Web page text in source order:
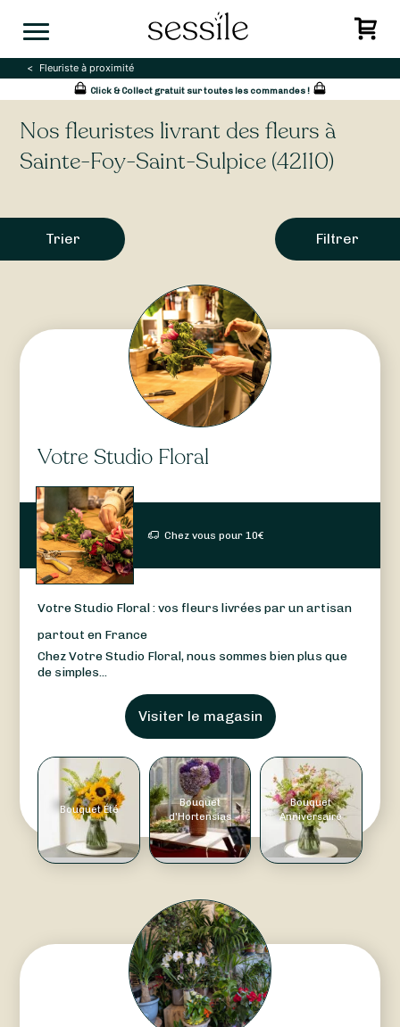
Fleuriste à proximité
Click & Collect gratuit sur toutes les commandes !
Nos fleuristes livrant des fleurs à
Sainte-Foy-Saint-Sulpice (42110)
Trier Filtrer
Votre Studio Floral
Chez vous pour10€
Votre Studio Floral : vos fleurs livrées par un artisan
partout en France
Chez Votre Studio Floral, nous sommes bien plus que
de simples...
Visiter le magasin
Bouquet Été
Bouquet
d'Hortensias
Bouquet
Anniversaire